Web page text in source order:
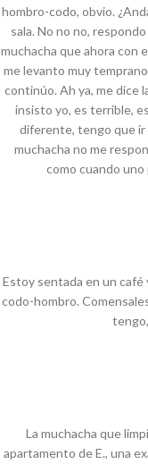
hombro-codo, obvio.
sala. No no no,
muchacha que ahora con
me levanto muy
continúo. Ah ya, me dice
insisto yo, es terrible,
diferente, tengo que ir
muchacha no me
como cuando
Estoy sentada en un café
codo-hombro.
La muchacha que
apartamento de E., una